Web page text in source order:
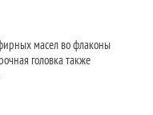
масел во флаконы
головка также